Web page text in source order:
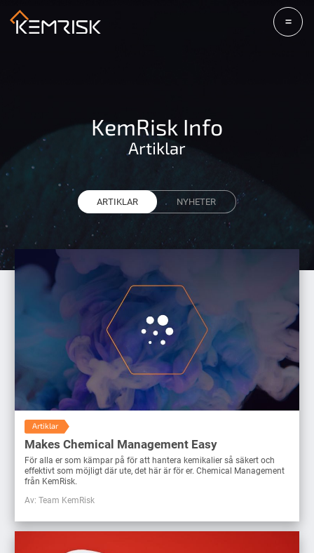
=
KemRisk Info
Artiklar
ARTIKLAR NYHETER
Artiklar
Makes Chemical Management Easy
För alla er som kämpar på för att hantera kemikalier så säkert och
effektivt som möjligt där ute, det här är för er. Chemical Management
från KemRisk.
Av: Team KemRisk